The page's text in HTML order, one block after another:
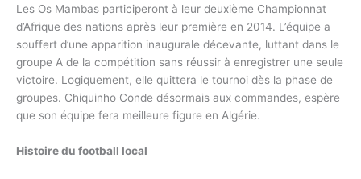
Les Os Mambas participeront à leur deuxième Championnat
d’Afrique des nations après leur première en 2014. L’équipe a
souffert d’une apparition inaugurale décevante, luttant dans le
groupe A de la compétition sans réussir à enregistrer une seule
victoire. Logiquement, elle quittera le tournoi dès la phase de
groupes. Chiquinho Conde désormais aux commandes, espère
que son équipe fera meilleure figure en Algérie.
Histoire du football local